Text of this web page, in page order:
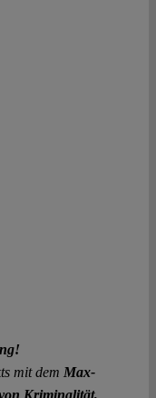
mit dem Max-
Kriminalität,